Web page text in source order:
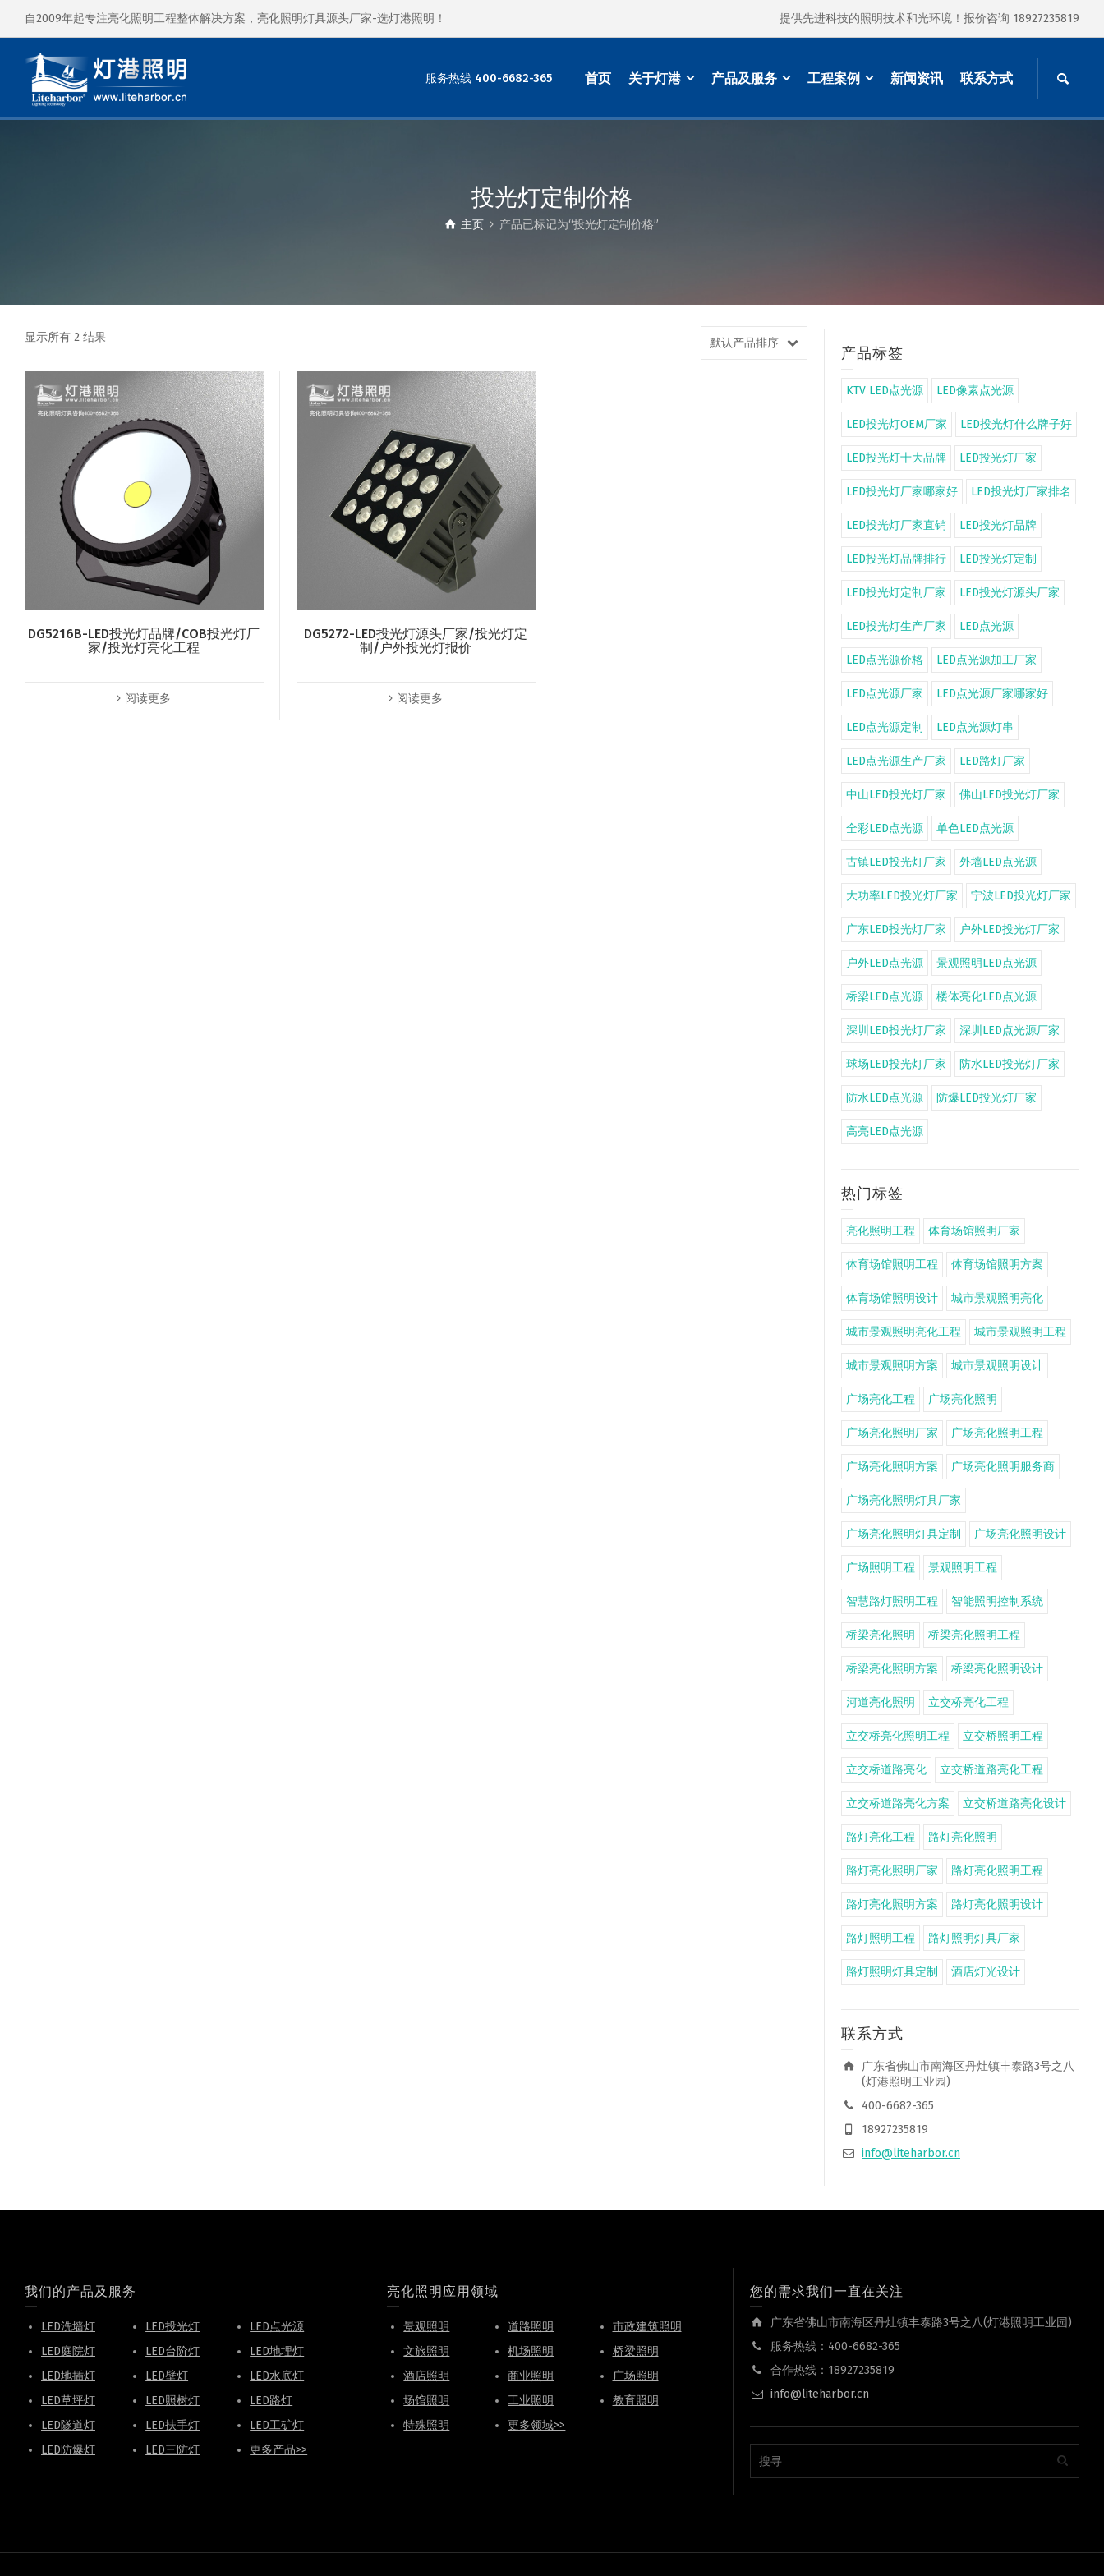
自2009年起专注亮化照明工程整体解决方案，亮化照明灯具源头厂家-选灯港照明！ 提供先进科技的照明技术和光环境！报价咨询 18927235819
服务热线 400-6682-365 首页 关于灯港 产品及服务 工程案例 新闻资讯 联系方式
投光灯定制价格
主页 产品已标记为“投光灯定制价格”
显示所有 2 结果 默认产品排序
DG5216B-LED投光灯品牌/COB投光灯厂
家/投光灯亮化工程
阅读更多
DG5272-LED投光灯源头厂家/投光灯定
制/户外投光灯报价
阅读更多
产品标签
KTV LED点光源 LED像素点光源
LED投光灯OEM厂家 LED投光灯什么牌子好
LED投光灯十大品牌 LED投光灯厂家
LED投光灯厂家哪家好 LED投光灯厂家排名
LED投光灯厂家直销 LED投光灯品牌
LED投光灯品牌排行 LED投光灯定制
LED投光灯定制厂家 LED投光灯源头厂家
LED投光灯生产厂家 LED点光源
LED点光源价格 LED点光源加工厂家
LED点光源厂家 LED点光源厂家哪家好
LED点光源定制 LED点光源灯串
LED点光源生产厂家 LED路灯厂家
中山LED投光灯厂家 佛山LED投光灯厂家
全彩LED点光源 单色LED点光源
古镇LED投光灯厂家 外墙LED点光源
大功率LED投光灯厂家 宁波LED投光灯厂家
广东LED投光灯厂家 户外LED投光灯厂家
户外LED点光源 景观照明LED点光源
桥梁LED点光源 楼体亮化LED点光源
深圳LED投光灯厂家 深圳LED点光源厂家
球场LED投光灯厂家 防水LED投光灯厂家
防水LED点光源 防爆LED投光灯厂家
高亮LED点光源
热门标签
亮化照明工程 体育场馆照明厂家
体育场馆照明工程 体育场馆照明方案
体育场馆照明设计 城市景观照明亮化
城市景观照明亮化工程 城市景观照明工程
城市景观照明方案 城市景观照明设计
广场亮化工程 广场亮化照明
广场亮化照明厂家 广场亮化照明工程
广场亮化照明方案 广场亮化照明服务商
广场亮化照明灯具厂家
广场亮化照明灯具定制 广场亮化照明设计
广场照明工程 景观照明工程
智慧路灯照明工程 智能照明控制系统
桥梁亮化照明 桥梁亮化照明工程
桥梁亮化照明方案 桥梁亮化照明设计
河道亮化照明 立交桥亮化工程
立交桥亮化照明工程 立交桥照明工程
立交桥道路亮化 立交桥道路亮化工程
立交桥道路亮化方案 立交桥道路亮化设计
路灯亮化工程 路灯亮化照明
路灯亮化照明厂家 路灯亮化照明工程
路灯亮化照明方案 路灯亮化照明设计
路灯照明工程 路灯照明灯具厂家
路灯照明灯具定制 酒店灯光设计
联系方式
广东省佛山市南海区丹灶镇丰泰路3号之八
(灯港照明工业园)
400-6682-365
18927235819
info@liteharbor.cn
我们的产品及服务
LED洗墙灯 LED投光灯
LED点光源
LED庭院灯
LED台阶灯
LED地埋灯
LED地插灯
LED壁灯
LED水底灯
LED草坪灯
LED照树灯
LED路灯
LED隧道灯
LED扶手灯
LED工矿灯
LED防爆灯
LED三防灯 更多产品>>
亮化照明应用领域
景观照明 道路照明
市政建筑照明
文旅照明
机场照明
桥梁照明
酒店照明
商业照明
广场照明
场馆照明
工业照明
教育照明
特殊照明
更多领域>>
您的需求我们一直在关注
广东省佛山市南海区丹灶镇丰泰路3号之八(灯港照明工业园)
服务热线：400-6682-365
合作热线：18927235819
info@liteharbor.cn